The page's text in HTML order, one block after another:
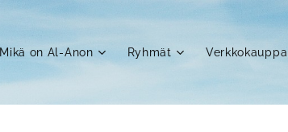
Mikä on Al-Anon Ryhmät Verkkokauppa